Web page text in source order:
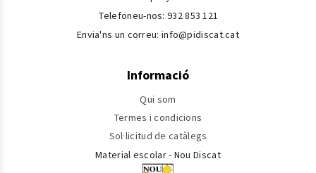
Telefoneu-nos:932 853 121
Envia'ns un correu: info@pidiscat.cat
Informació
Qui som
Termes i condicions
Sol·licitud de catàlegs
Material escolar - Nou Discat